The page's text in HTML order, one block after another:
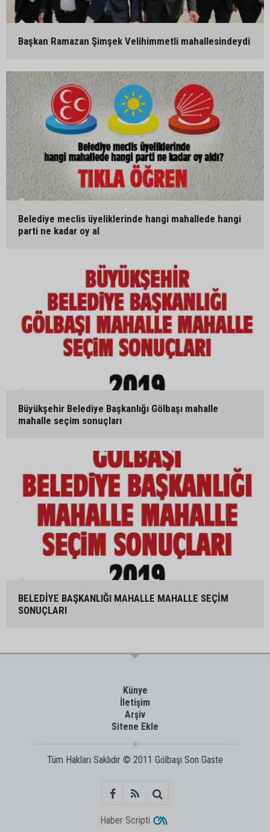
Başkan Ramazan Şimşek Velihimmetli mahallesindeydi
Belediye meclis üyeliklerinde hangi mahallede hangi
parti ne kadar oy al
Büyükşehir Belediye Başkanlığı Gölbaşı mahalle
mahalle seçim sonuçları
BELEDİYE BAŞKANLIĞI MAHALLE MAHALLE SEÇİM
SONUÇLARI
Künye
İletişim
Arşiv
Sitene Ekle
Tüm Hakları Saklıdır © 2011 Gölbaşı Son Gaste
Haber Scripti